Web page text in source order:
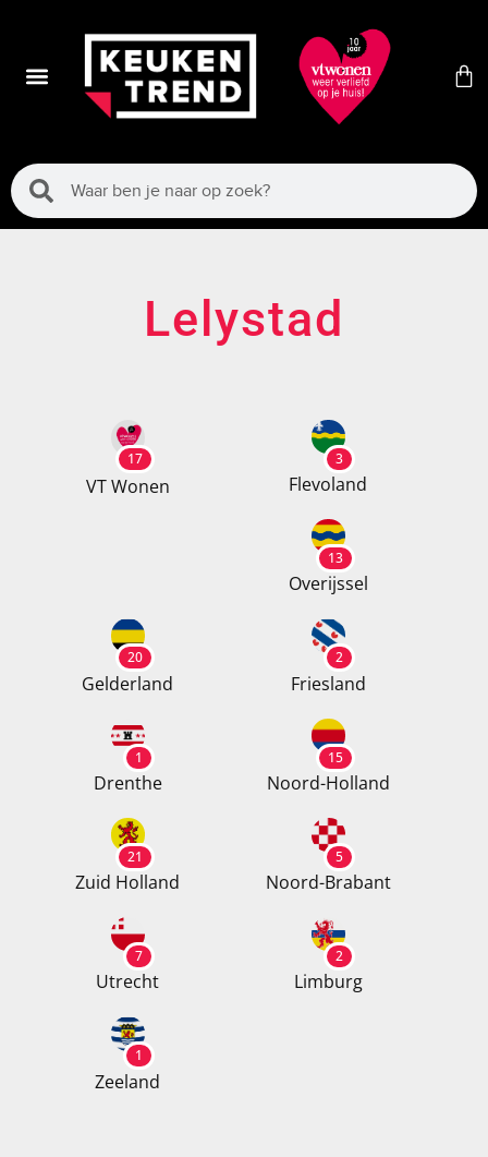
Lelystad
17
VT Wonen
3
Flevoland
13
Overijssel
20
Gelderland
2
Friesland
1
Drenthe
15
Noord-Holland
21
Zuid Holland
5
Noord-Brabant
7
Utrecht
2
Limburg
1
Zeeland